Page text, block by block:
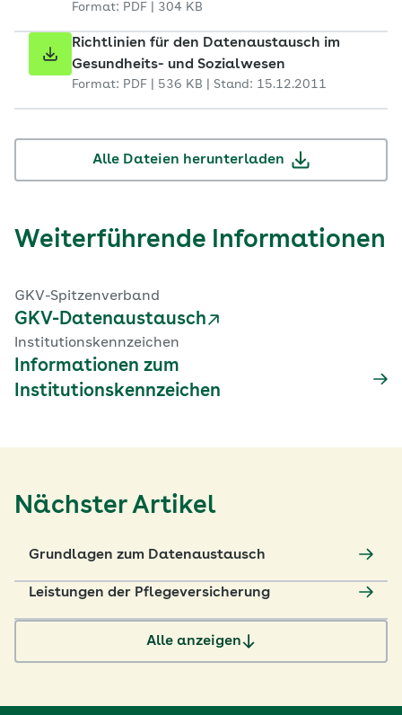
Format: PDF | 304 KB
Richtlinien für den Datenaustausch im
Gesundheits- und Sozialwesen
Format: PDF | 536 KB | Stand: 15.12.2011
Alle Dateien herunterladen
Weiterführende Informationen
GKV-Spitzenverband
GKV-Datenaustausch
Institutionskennzeichen
Informationen zum
Institutionskennzeichen
Nächster Artikel
Grundlagen zum Datenaustausch
Leistungen der Pflegeversicherung
Alle anzeigen